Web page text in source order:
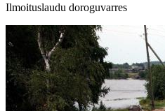
Ilmoituslaudu doroguvarres